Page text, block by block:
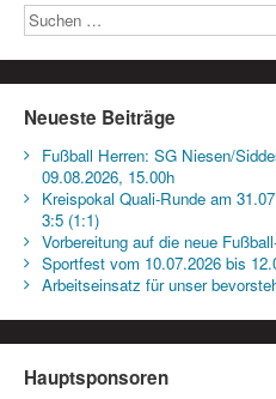
Neueste Beiträge
Fußball Herren: SG Niesen/
09.08.2026, 15.00h
Kreispokal Quali-Runde am
3:5 (1:1)
Vorbereitung auf die neue
Sportfest vom 10.07.2026 bis
Arbeitseinsatz für unser
Hauptsponsoren